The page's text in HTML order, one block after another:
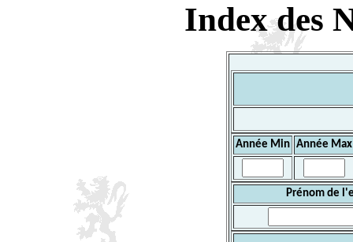
Index des
Année Min Année Max
Prénom de